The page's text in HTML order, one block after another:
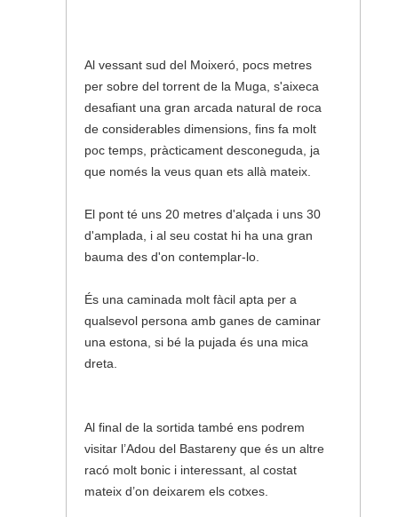
Al vessant sud del Moixeró, pocs metres
per sobre del torrent de la Muga, s'aixeca
desafiant una gran arcada natural de roca
de considerables dimensions, fins fa molt
poc temps, pràcticament desconeguda, ja
que només la veus quan ets allà mateix.
El pont té uns 20 metres d'alçada i uns 30
d'amplada, i al seu costat hi ha una gran
bauma des d'on contemplar-lo.
És una caminada molt fàcil apta per a
qualsevol persona amb ganes de caminar
una estona, si bé la pujada és una mica
dreta.
Al final de la sortida també ens podrem
visitar l’Adou del Bastareny que és un altre
racó molt bonic i interessant, al costat
mateix d’on deixarem els cotxes.